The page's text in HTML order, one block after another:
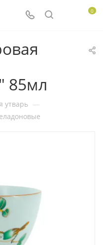
0
85мл
утварь —